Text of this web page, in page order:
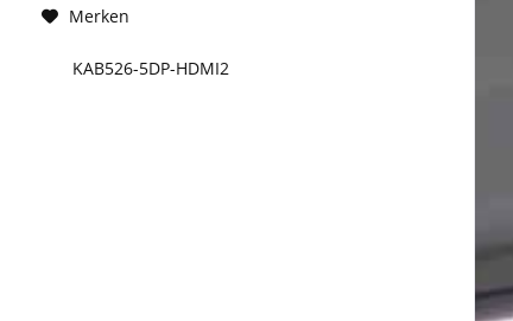
Merken
KAB526-5DP-HDMI2